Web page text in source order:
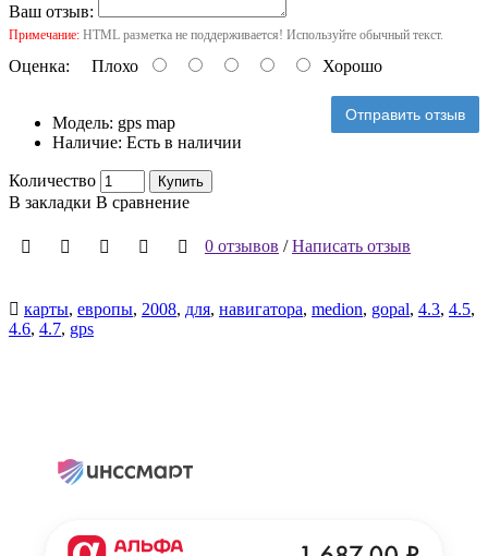
Ваш отзыв:
Примечание: HTML разметка не поддерживается! Используйте обычный текст.
Оценка: Плохо Хорошо
Отправить отзыв
Модель: gps map
Наличие: Есть в наличии
Количество Купить
В закладки В сравнение
0 отзывов /Написать отзыв
карты, европы, 2008, для, навигатора, medion, gopal, 4.3, 4.5,
4.6, 4.7, gps